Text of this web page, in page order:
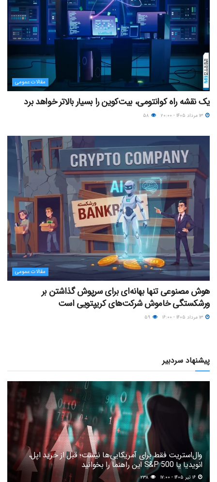
مقالات عمومی
یک نقشه راه کوانتومی، بیت‌کوین را بسیار بالاتر خواهد برد
مقالات عمومی
هوش مصنوعی تنها بهانه‌ای برای سرپوش گذاشتن بر
ورشکستگی خاموش شرکت‌های کریپتویی است
پیشنهاد سردبیر
وال‌استریت فقط برای آمریکایی‌ها نیست؛ قبل از خرید اپل،
انویدیا یا S&P 500 این راهنما را بخوانید
۲۳۸